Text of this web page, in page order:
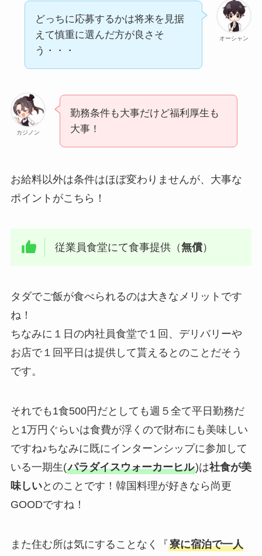
オーシャン
どっちに応募するかは将来を見据
えて慎重に選んだ方が良さそ
う・・・
カジノン
勤務条件も大事だけど福利厚生も
大事！
お給料以外は条件はほぼ変わりませんが、大事な
ポイントがこちら！
従業員食堂にて食事提供（無償）
タダでご飯が食べられるのは大きなメリットです
ね！
ちなみに１日の内社員食堂で１回、デリバリーや
お店で１回平日は提供して貰えるとのことだそう
です。
それでも1食500円だとしても週５全て平日勤務だ
と1万円ぐらいは食費が浮くので財布にも美味しい
ですね♪ちなみに既にインターンシップに参加して
いる一期生(パラダイスウォーカーヒル)は社食が美
味しいとのことです！韓国料理が好きなら尚更
GOODですね！
また住む所は気にすることなく『寮に宿泊で一人